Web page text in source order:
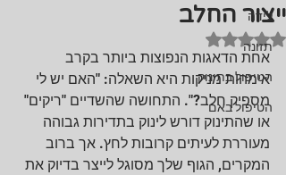
לידה
תזונה
הטיפול בתינוק
הטיפול באם
ייצור החלב
דירוג של NaN מתוך 5 כוכבים
אחת הדאגות הנפוצות ביותר בקרב
אימהות מניקות היא השאלה: "האם יש לי
מספיק חלב?". התחושה שהשדיים "ריקים"
או שהתינוק דורש לינוק בתדירות גבוהה
מעוררת לעיתים קרובות לחץ. אך ברוב
המקרים, הגוף שלך מסוגל לייצר בדיוק את